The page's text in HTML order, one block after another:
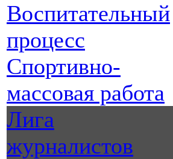
Воспитательный
процесс
Спортивно-
массовая работа
Лига
журналистов